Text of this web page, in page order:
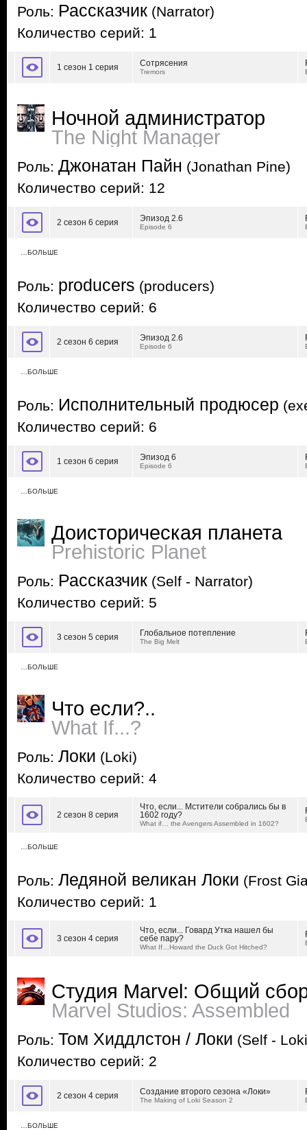
Роль: Рассказчик (Narrator)
Количество серий: 1
1 сезон 1 серия Сотрясения
Tremors
Ночной администратор
The Night Manager
Роль: Джонатан Пайн (Jonathan Pine)
Количество серий: 12
2 сезон 6 серия Эпизод 2.6
Episode 6
…БОЛЬШЕ
Роль: producers (producers)
Количество серий: 6
2 сезон 6 серия Эпизод 2.6
Episode 6
…БОЛЬШЕ
Роль: Исполнительный продюсер
Количество серий: 6
1 сезон 6 серия Эпизод 6
Episode 6
…БОЛЬШЕ
Доисторическая планета
Prehistoric Planet
Роль: Рассказчик (Self - Narrator)
Количество серий: 5
3 сезон 5 серия Глобальное потепление
The Big Melt
…БОЛЬШЕ
Что если?..
What If...?
Роль: Локи (Loki)
Количество серий: 4
2 сезон 8 серия
Что, если... Мстители собрались бы в
1602 году?
What if… the Avengers Assembled in 1602?
…БОЛЬШЕ
Роль: Ледяной великан Локи (Frost
Количество серий: 1
3 сезон 4 серия
Что, если... Говард Утка нашел бы
себе пару?
What If…Howard the Duck Got Hitched?
Студия Marvel: Общий
Marvel Studios: Assembled
Роль: Том Хиддлстон / Локи (Self -
Количество серий: 2
2 сезон 4 серия Создание второго сезона «Локи»
The Making of Loki Season 2
…БОЛЬШЕ